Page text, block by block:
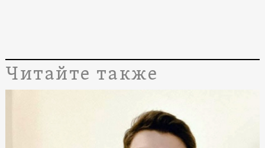
Читайте также